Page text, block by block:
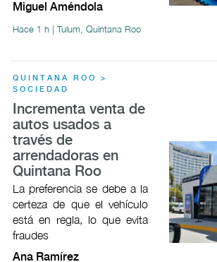
Miguel Améndola
Hace 1 h | Tulum, Quintana Roo
QUINTANA ROO >
SOCIEDAD
Incrementa venta de
autos usados a
través de
arrendadoras en
Quintana Roo
La preferencia se debe a la
certeza de que el vehículo
está en regla, lo que evita
fraudes
Ana Ramírez